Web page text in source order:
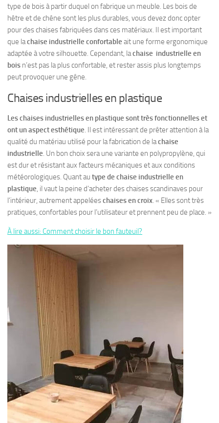
type de bois à partir duquel on fabrique un meuble. Les bois de
hêtre et de chêne sont les plus durables, vous devez donc opter
pour des chaises fabriquées dans ces matériaux. Il est important
que lachaise industrielle confortable ait une forme ergonomique
adaptée à votre silhouette. Cependant, lachaise industrielle en
bois n’est pas la plus confortable, et rester assis plus longtemps
peut provoquer une gêne.
Chaises industrielles en plastique
Les chaises industrielles en plastique sont très fonctionnelles et
ont un aspect esthétique. Il est intéressant de prêter attention à la
qualité du matériau utilisé pour la fabrication de lachaise
industrielle. Un bon choix sera une variante en polypropylène, qui
est dur et résistant aux facteurs mécaniques et aux conditions
météorologiques. Quant au type de chaise industrielle en
plastique, il vaut la peine d’acheter des chaises scandinaves pour
l’intérieur, autrement appeléeschaises en croix. « Elles sont très
pratiques, confortables pour l’utilisateur et prennent peu de place. »
À lire aussi: Comment choisir le bon fauteuil?